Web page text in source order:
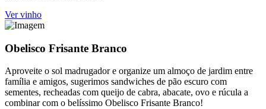
Ver vinho
Obelisco Frisante Branco
Aproveite o sol madrugador e organize um almoço de jardim entre
família e amigos, sugerimos sandwiches de pão escuro com
sementes, recheadas com queijo de cabra, abacate, ovo e rúcula a
combinar com o belíssimo Obelisco Frisante Branco!